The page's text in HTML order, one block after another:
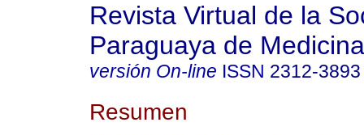
Revista Virtual de la
Paraguaya de
versión On-line ISSN 2312-3893
Resumen